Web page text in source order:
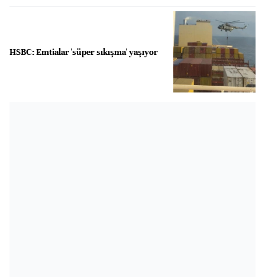
HSBC: Emtialar 'süper sıkışma' yaşıyor